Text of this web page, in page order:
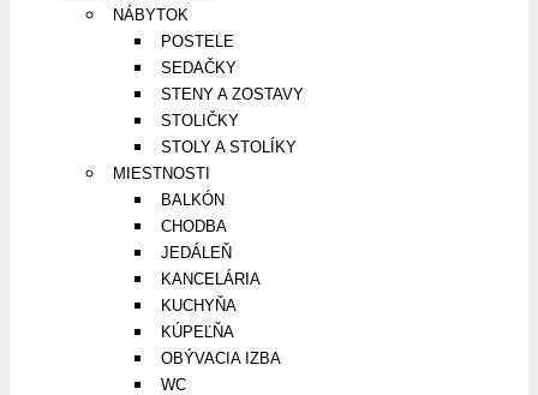
NÁBYTOK
POSTELE
SEDAČKY
STENY A ZOSTAVY
STOLIČKY
STOLY A STOLÍKY
MIESTNOSTI
BALKÓN
CHODBA
JEDÁLEŇ
KANCELÁRIA
KUCHYŇA
KÚPEĽŇA
OBÝVACIA IZBA
WC